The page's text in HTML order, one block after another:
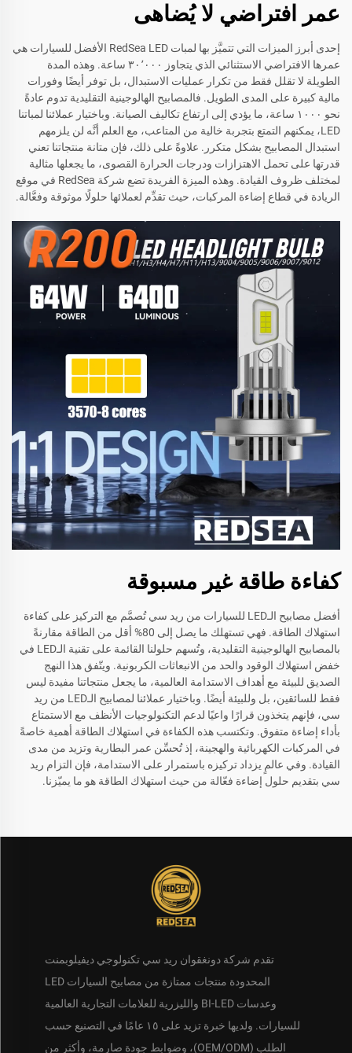
عمر افتراضي لا يُضاهى
إحدى أبرز الميزات التي تتميَّز بها لمبات RedSea LED الأفضل للسيارات هي
عمرها الافتراضي الاستثنائي الذي يتجاوز ٣٠٬٠٠٠ ساعة. وهذه المدة
الطويلة لا تقلل فقط من تكرار عمليات الاستبدال، بل توفر أيضًا وفورات
مالية كبيرة على المدى الطويل. فالمصابيح الهالوجينية التقليدية تدوم عادةً
نحو ١٠٠٠ ساعة، ما يؤدي إلى ارتفاع تكاليف الصيانة. وباختيار عملائنا لمباتنا
LED، يمكنهم التمتع بتجربة خالية من المتاعب، مع العلم أنَّه لن يلزمهم
استبدال المصابيح بشكل متكرر. علاوةً على ذلك، فإن متانة منتجاتنا تعني
قدرتها على تحمل الاهتزازات ودرجات الحرارة القصوى، ما يجعلها مثالية
لمختلف ظروف القيادة. وهذه الميزة الفريدة تضع شركة RedSea في موقع
الريادة في قطاع إضاءة المركبات، حيث تقدِّم لعملائها حلولًا موثوقة وفعَّالة.
كفاءة طاقة غير مسبوقة
أفضل مصابيح الـLED للسيارات من ريد سي تُصمَّم مع التركيز على كفاءة
استهلاك الطاقة. فهي تستهلك ما يصل إلى 80% أقل من الطاقة مقارنةً
بالمصابيح الهالوجينية التقليدية، وتُسهم حلولنا القائمة على تقنية الـLED في
خفض استهلاك الوقود والحد من الانبعاثات الكربونية. ويتّفق هذا النهج
الصديق للبيئة مع أهداف الاستدامة العالمية، ما يجعل منتجاتنا مفيدة ليس
فقط للسائقين، بل وللبيئة أيضًا. وباختيار عملائنا لمصابيح الـLED من ريد
سي، فإنهم يتخذون قرارًا واعيًا لدعم التكنولوجيات الأنظف مع الاستمتاع
بأداء إضاءة متفوق. وتكتسب هذه الكفاءة في استهلاك الطاقة أهمية خاصةً
في المركبات الكهربائية والهجينة، إذ تُحسِّن عمر البطارية وتزيد من مدى
القيادة. وفي عالمٍ يزداد تركيزه باستمرار على الاستدامة، فإن التزام ريد
سي بتقديم حلول إضاءة فعّالة من حيث استهلاك الطاقة هو ما يميّزنا.
تقدم شركة دونغقوان ريد سي تكنولوجي ديفيلوبمنت
المحدودة منتجات ممتازة من مصابيح السيارات LED
وعدسات BI-LED والليزرية للعلامات التجارية العالمية
للسيارات. ولديها خبرة تزيد على ١٥ عامًا في التصنيع حسب
الطلب (OEM/ODM)، وضوابط جودة صارمة، وأكثر من